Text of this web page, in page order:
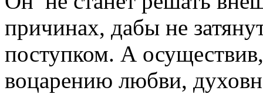
причинах, дабы не
поступком. А
воцарению любви,